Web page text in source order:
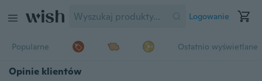
Logowanie
Popularne Ostatnio wyświetlane
Opinie klientów